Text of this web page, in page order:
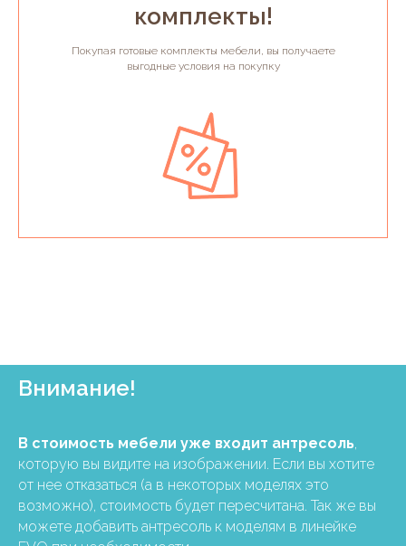
комплекты!
Покупая готовые комплекты мебели, вы получаете
выгодные условия на покупку
Внимание!
В стоимость мебели уже входит антресоль,
которую вы видите на изображении. Если вы хотите
от нее отказаться (а в некоторых моделях это
возможно), стоимость будет пересчитана. Так же вы
можете добавить антресоль к моделям в линейке